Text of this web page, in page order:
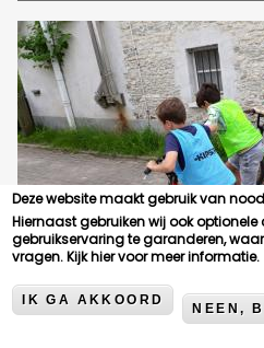
Zes-Kamp
Deze website maakt gebruik van
Hiernaast gebruiken wij ook
gebruikservaring te garanderen,
vragen.Kijk hier voor meer informatie.
IK GA AKKOORD
NEEN,